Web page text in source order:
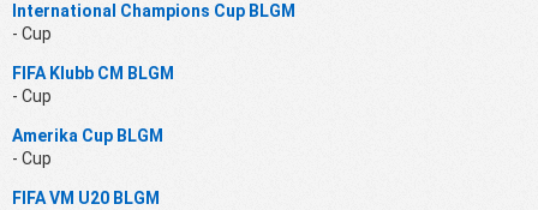
International Champions Cup BLGM
- Cup
FIFA Klubb CM BLGM
- Cup
Amerika Cup BLGM
- Cup
FIFA VM U20 BLGM